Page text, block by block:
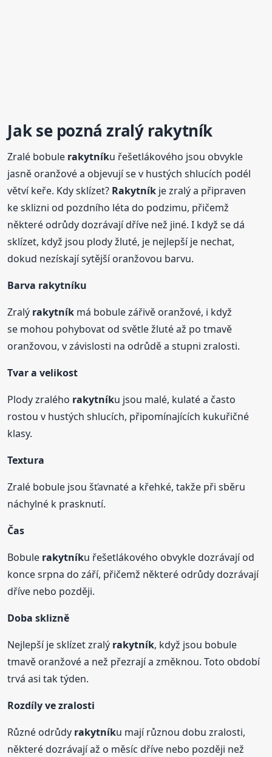
Jak se pozná zralý rakytník
Zralé bobule rakytníku řešetlákového jsou obvykle
jasně oranžové a objevují se v hustých shlucích podél
větví keře. Kdy sklízet? Rakytník je zralý a připraven
ke sklizni od pozdního léta do podzimu, přičemž
některé odrůdy dozrávají dříve než jiné. I když se dá
sklízet, když jsou plody žluté, je nejlepší je nechat,
dokud nezískají sytější oranžovou barvu.
Barva rakytníku
Zralý rakytník má bobule zářivě oranžové, i když
se mohou pohybovat od světle žluté až po tmavě
oranžovou, v závislosti na odrůdě a stupni zralosti.
Tvar a velikost
Plody zralého rakytníku jsou malé, kulaté a často
rostou v hustých shlucích, připomínajících kukuřičné
klasy.
Textura
Zralé bobule jsou šťavnaté a křehké, takže při sběru
náchylné k prasknutí.
Čas
Bobule rakytníku řešetlákového obvykle dozrávají od
konce srpna do září, přičemž některé odrůdy dozrávají
dříve nebo později.
Doba sklizně
Nejlepší je sklízet zralý rakytník, když jsou bobule
tmavě oranžové a než přezrají a změknou. Toto období
trvá asi tak týden.
Rozdíly ve zralosti
Různé odrůdy rakytníku mají různou dobu zralosti,
některé dozrávají až o měsíc dříve nebo později než